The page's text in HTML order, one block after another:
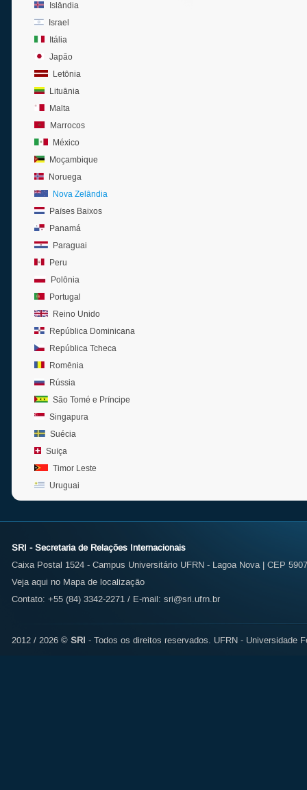
Islândia
Israel
Itália
Japão
Letônia
Lituânia
Malta
Marrocos
México
Moçambique
Noruega
Nova Zelândia
Países Baixos
Panamá
Paraguai
Peru
Polônia
Portugal
Reino Unido
República Dominicana
República Tcheca
Romênia
Rússia
São Tomé e Príncipe
Singapura
Suécia
Suíça
Timor Leste
Uruguai
SRI - Secretaria de Relações Internacionais
Caixa Postal 1524 - Campus Universitário UFRN - Lagoa Nova | CEP
Veja aqui no Mapa de localização
Contato: +55 (84) 3342-2271 / E-mail: sri@sri.ufrn.br
2012 / 2026 © SRI - Todos os direitos reservados. UFRN - Universidade